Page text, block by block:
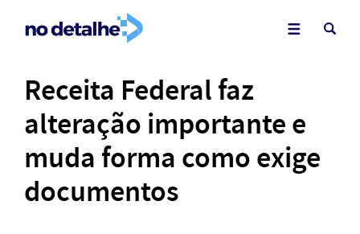
Receita Federal faz
alteração importante e
muda forma como exige
documentos